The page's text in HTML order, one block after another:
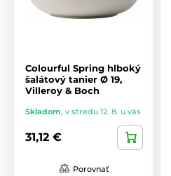
Colourful Spring hlboký
šalátový tanier Ø 19,
Villeroy & Boch
Skladom, v stredu 12. 8. u vás
31,12 €
Porovnať